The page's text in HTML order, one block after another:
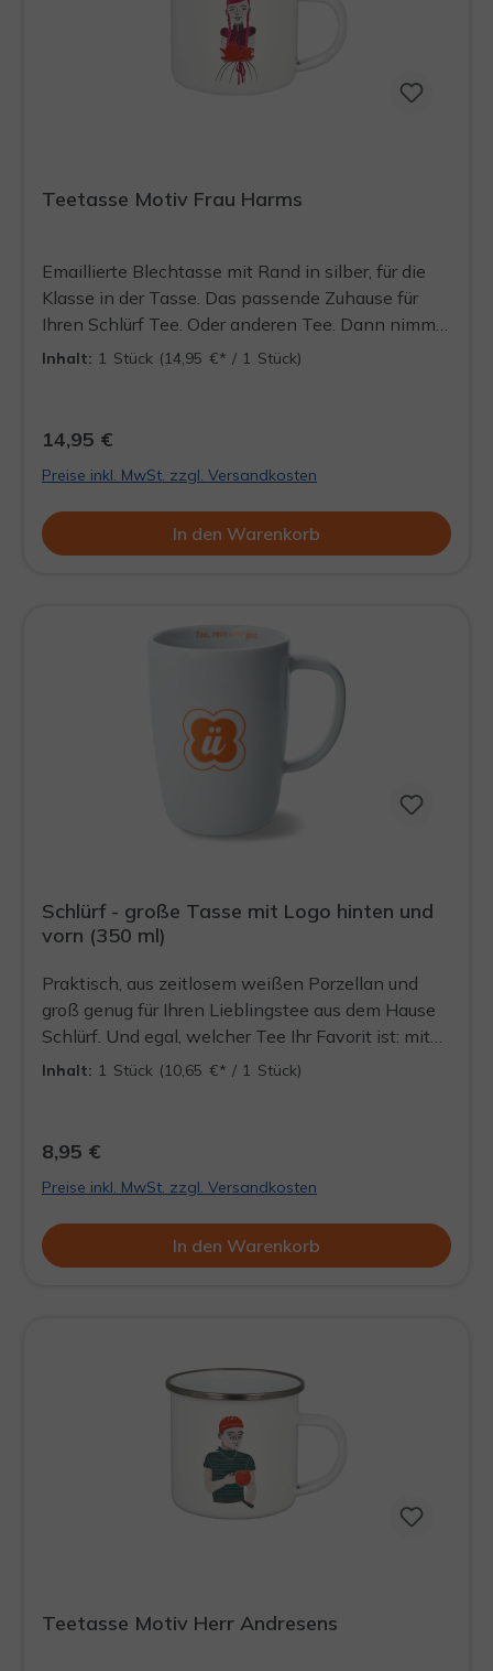
Teetasse Motiv Frau Harms
Emaillierte Blechtasse mit Rand in silber, für die
Klasse in der Tasse. Das passende Zuhause für
Ihren Schlürf Tee. Oder anderen Tee. Dann nimmt
Frau Harms eben den Holunder für ihren Sirup.
Gewicht: ca. 135g
Inhalt: 1 Stück (14,95 €* / 1 Stück)
14,95 €
Preise inkl. MwSt. zzgl. Versandkosten
In den Warenkorb
Schlürf - große Tasse mit Logo hinten und
vorn (350 ml)
Praktisch, aus zeitlosem weißen Porzellan und
groß genug für Ihren Lieblingstee aus dem Hause
Schlürf. Und egal, welcher Tee Ihr Favorit ist: mit
einer Höhe von ca. 110 mm und einem
Uwes, Herr Ohms, Frau Harms, und wie sie alle
dann: Tee, rein und gut.
Inhalt: 1 Stück (10,65 €* / 1 Stück)
8,95 €
Preise inkl. MwSt. zzgl. Versandkosten
In den Warenkorb
Teetasse Motiv Herr Andresens